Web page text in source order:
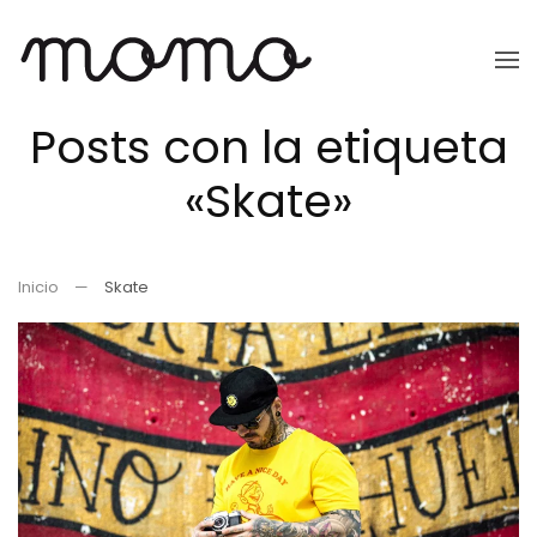
Ir
contenido
principal
Posts con la etiqueta
«Skate»
Inicio Skate